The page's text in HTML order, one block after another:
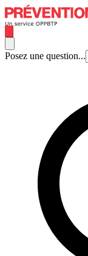
Posez une question...